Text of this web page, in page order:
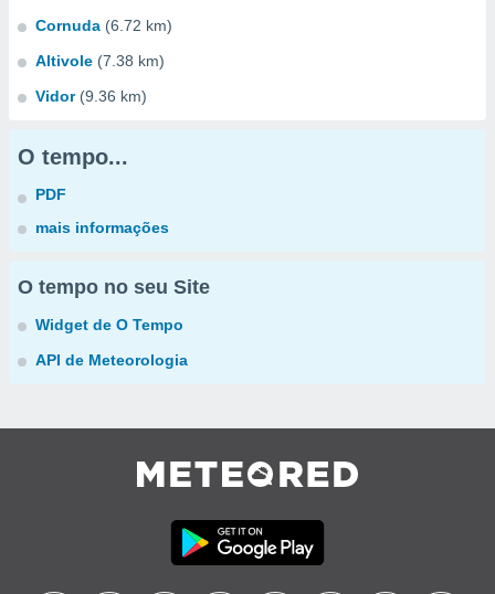
Cornuda (6.72 km)
Altivole (7.38 km)
Vidor (9.36 km)
O tempo...
PDF
mais informações
O tempo no seu Site
Widget de O Tempo
API de Meteorologia